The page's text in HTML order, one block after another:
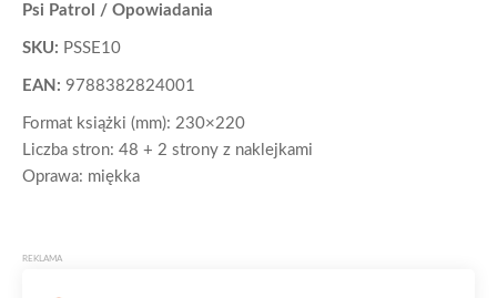
Psi Patrol / Opowiadania
SKU: PSSE10
EAN: 9788382824001
Format książki (mm): 230×220
Liczba stron: 48 + 2 strony z naklejkami
Oprawa: miękka